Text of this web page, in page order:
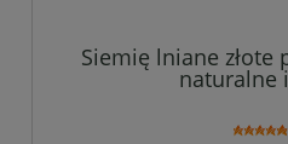
Siemię lniane złote
naturalne